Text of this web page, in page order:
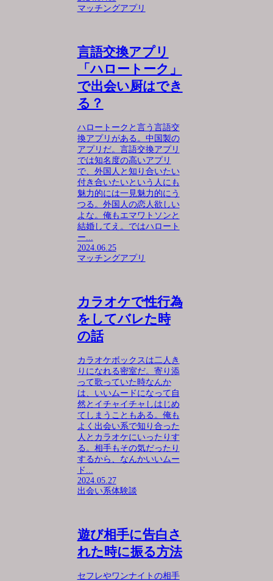
マッチングアプリ
言語交換アプリ
「ハロートーク」
で出会い厨はでき
る？
ハロートークと言う言語交
換アプリがある。中国製の
アプリだ。言語交換アプリ
では知名度の高いアプリ
で、外国人と知り合いたい
付き合いたいという人にも
魅力的には一見魅力的にう
つる。外国人の恋人欲しい
よな。俺もエマワトソンと
結婚してえ。ではハロート
ー...
2024.06.25
マッチングアプリ
カラオケで性行為
をしてバレた時
の話
カラオケボックスは二人き
りになれる密室だ。寄り添
って歌っていた時なんか
は、いいムードになって自
然とイチャイチャしはじめ
てしまうこともある。俺も
よく出会い系で知り合った
人とカラオケにいったりす
る。相手もその気だったり
するから、なんかいいムー
ド...
2024.05.27
出会い系体験談
遊び相手に告白さ
れた時に振る方法
セフレやワンナイトの相手